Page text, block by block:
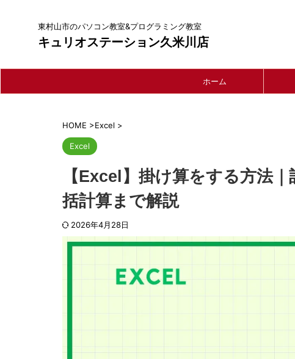
東村山市のパソコン教室&プログラミング教室
キュリオステーション久米川店
ホーム
HOME >Excel >
Excel
【Excel】掛け算をする方法
括計算まで解説
2026年4月28日